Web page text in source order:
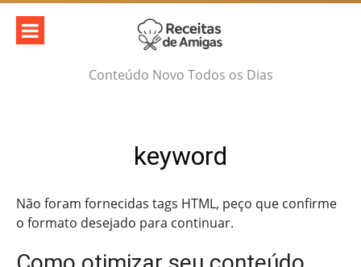
Skip
content
Conteúdo Novo Todos os Dias
keyword
Não foram fornecidas tags HTML, peço que confirme
o formato desejado para continuar.